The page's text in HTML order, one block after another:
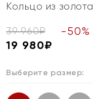
Кольцо из золота
39 960₽ -50%
19 980₽
Выберите размер: